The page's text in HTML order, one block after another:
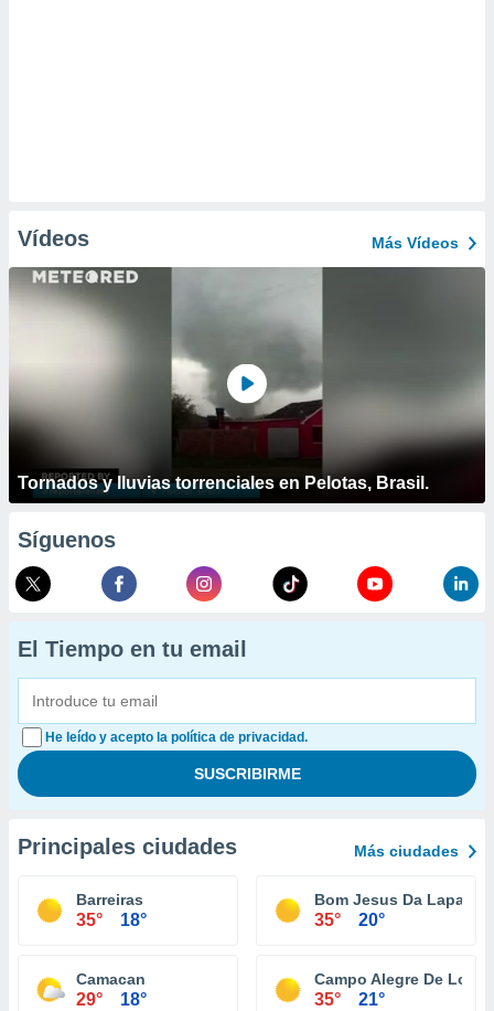
Vídeos Más Vídeos
Tornados y lluvias torrenciales en Pelotas, Brasil.
Síguenos
El Tiempo en tu email
He leído y acepto la política de privacidad.
Principales ciudades Más ciudades
Barreiras
35° 18°
Bom Jesus Da Lapa
35° 20°
Camacan
29° 18°
Campo Alegre De
35° 21°